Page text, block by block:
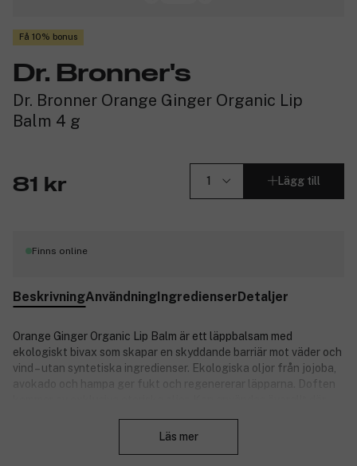
Få 10% bonus
Dr. Bronner's
Dr. Bronner Orange Ginger Organic Lip
Balm 4 g
81 kr Lägg till
Finns online
BeskrivningAnvändningIngredienserDetaljer
Orange Ginger Organic Lip Balm är ett läppbalsam med
ekologiskt bivax som skapar en skyddande barriär mot väder och
vind – utan syntetiska ingredienser. Ekologiska oljor från jojoba,
avokado och hampa ger fukt och regenererar läpparna. Doften
Läs mer